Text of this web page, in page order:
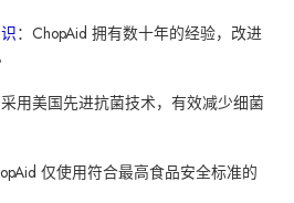
：ChopAid 拥有数十年的经验，改进
用美国先进抗菌技术，有效减少细菌
仅使用符合最高食品安全标准的